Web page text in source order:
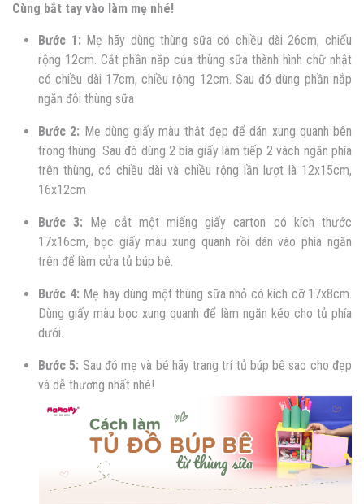
Cùng bắt tay vào làm mẹ nhé!
Bước 1: Mẹ hãy dùng thùng sữa có chiều dài 26cm, chiếu
rộng 12cm. Cắt phần nắp của thùng sữa thành hình chữ nhật
có chiều dài 17cm, chiều rộng 12cm. Sau đó dùng phần nắp
ngăn đôi thùng sữa
Bước 2: Mẹ dùng giấy màu thật đẹp để dán xung quanh bên
trong thùng. Sau đó dùng 2 bìa giấy làm tiếp 2 vách ngăn phía
trên thùng, có chiều dài và chiều rộng lần lượt là 12x15cm,
16x12cm
Bước 3: Mẹ cắt một miếng giấy carton có kích thước
17x16cm, bọc giấy màu xung quanh rồi dán vào phía ngăn
trên để làm cửa tủ búp bê.
Bước 4: Mẹ hãy dùng một thùng sữa nhỏ có kích cỡ 17x8cm.
Dùng giấy màu bọc xung quanh để làm ngăn kéo cho tủ phía
dưới.
Bước 5: Sau đó mẹ và bé hãy trang trí tủ búp bê sao cho đẹp
và dễ thương nhất nhé!